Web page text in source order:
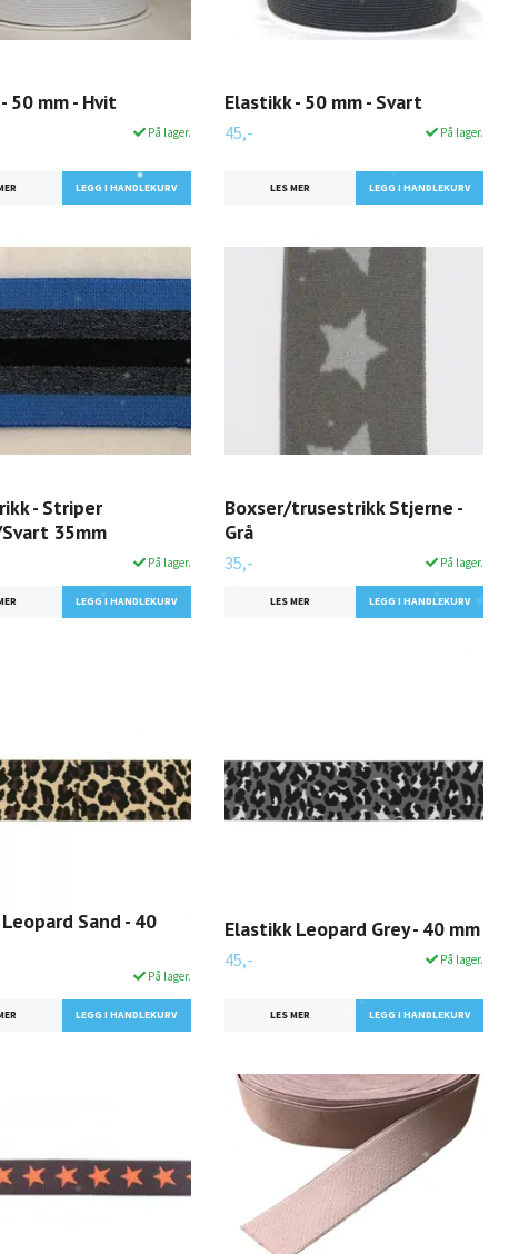
50 mm - Hvit
På lager.
Elastikk - 50 mm - Svart
45,- På lager.
LES MER
- Striper
35mm
På lager.
Boxser/trusestrikk Stjerne -
Grå
35,- På lager.
LES MER
Sand - 40
På lager.
Elastikk Leopard Grey - 40 mm
45,- På lager.
LES MER